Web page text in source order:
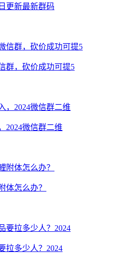
更新最新群码
群，砍价成功可提5
2024微信群二维
体怎么办？
拉多少人？2024